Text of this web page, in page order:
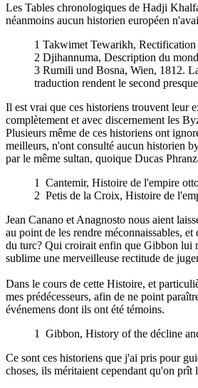
Les Tables chronologiques de Hadji
néanmoins aucun historien européen
1 Takwimet Tewarikh, Rectification
2 Djihannuma, Description du
3 Rumili und Bosna, Wien, 1812.
traduction rendent le second
Il est vrai que ces historiens trouvent leur
complètement et avec discernement les
Plusieurs même de ces historiens ont
meilleurs, n'ont consulté aucun historien
par le même sultan, quoique Ducas
1 Cantemir, Histoire de l'empire
2 Petis de la Croix, Histoire de
Jean Canano et Anagnosto nous aient
au point de les rendre méconnaissables,
du turc? Qui croirait enfin que Gibbon lui
sublime une merveilleuse rectitude de
Dans le cours de cette Histoire, et
mes prédécesseurs, afin de ne point
événemens dont ils ont été témoins.
1 Gibbon, History of the décline
Ce sont ces historiens que j'ai pris pour
choses, ils méritaient cependant qu'on prît